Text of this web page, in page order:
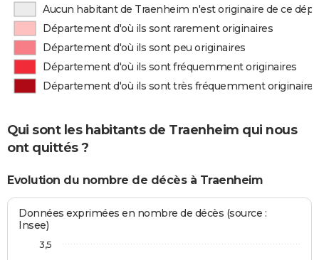
Aucun habitant de Traenheim n'est originaire de ce
Département d'où ils sont rarement originaires
Département d'où ils sont peu originaires
Département d'où ils sont fréquemment originaires
Département d'où ils sont très fréquemment originaires
Qui sont les habitants de Traenheim qui nous
ont quittés ?
Evolution du nombre de décès à Traenheim
Données exprimées en nombre de décès (source :
Insee)
3,5